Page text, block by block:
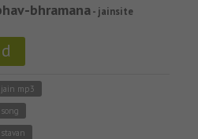
bhramana- jainsite
mp3